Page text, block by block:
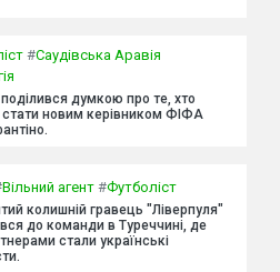
#Саудівська Аравія
думкою про те, хто
новим керівником ФІФА
Вільний агент #Футболіст
колишній гравець "Ліверпуля"
до команди в Туреччині, де
стали українські